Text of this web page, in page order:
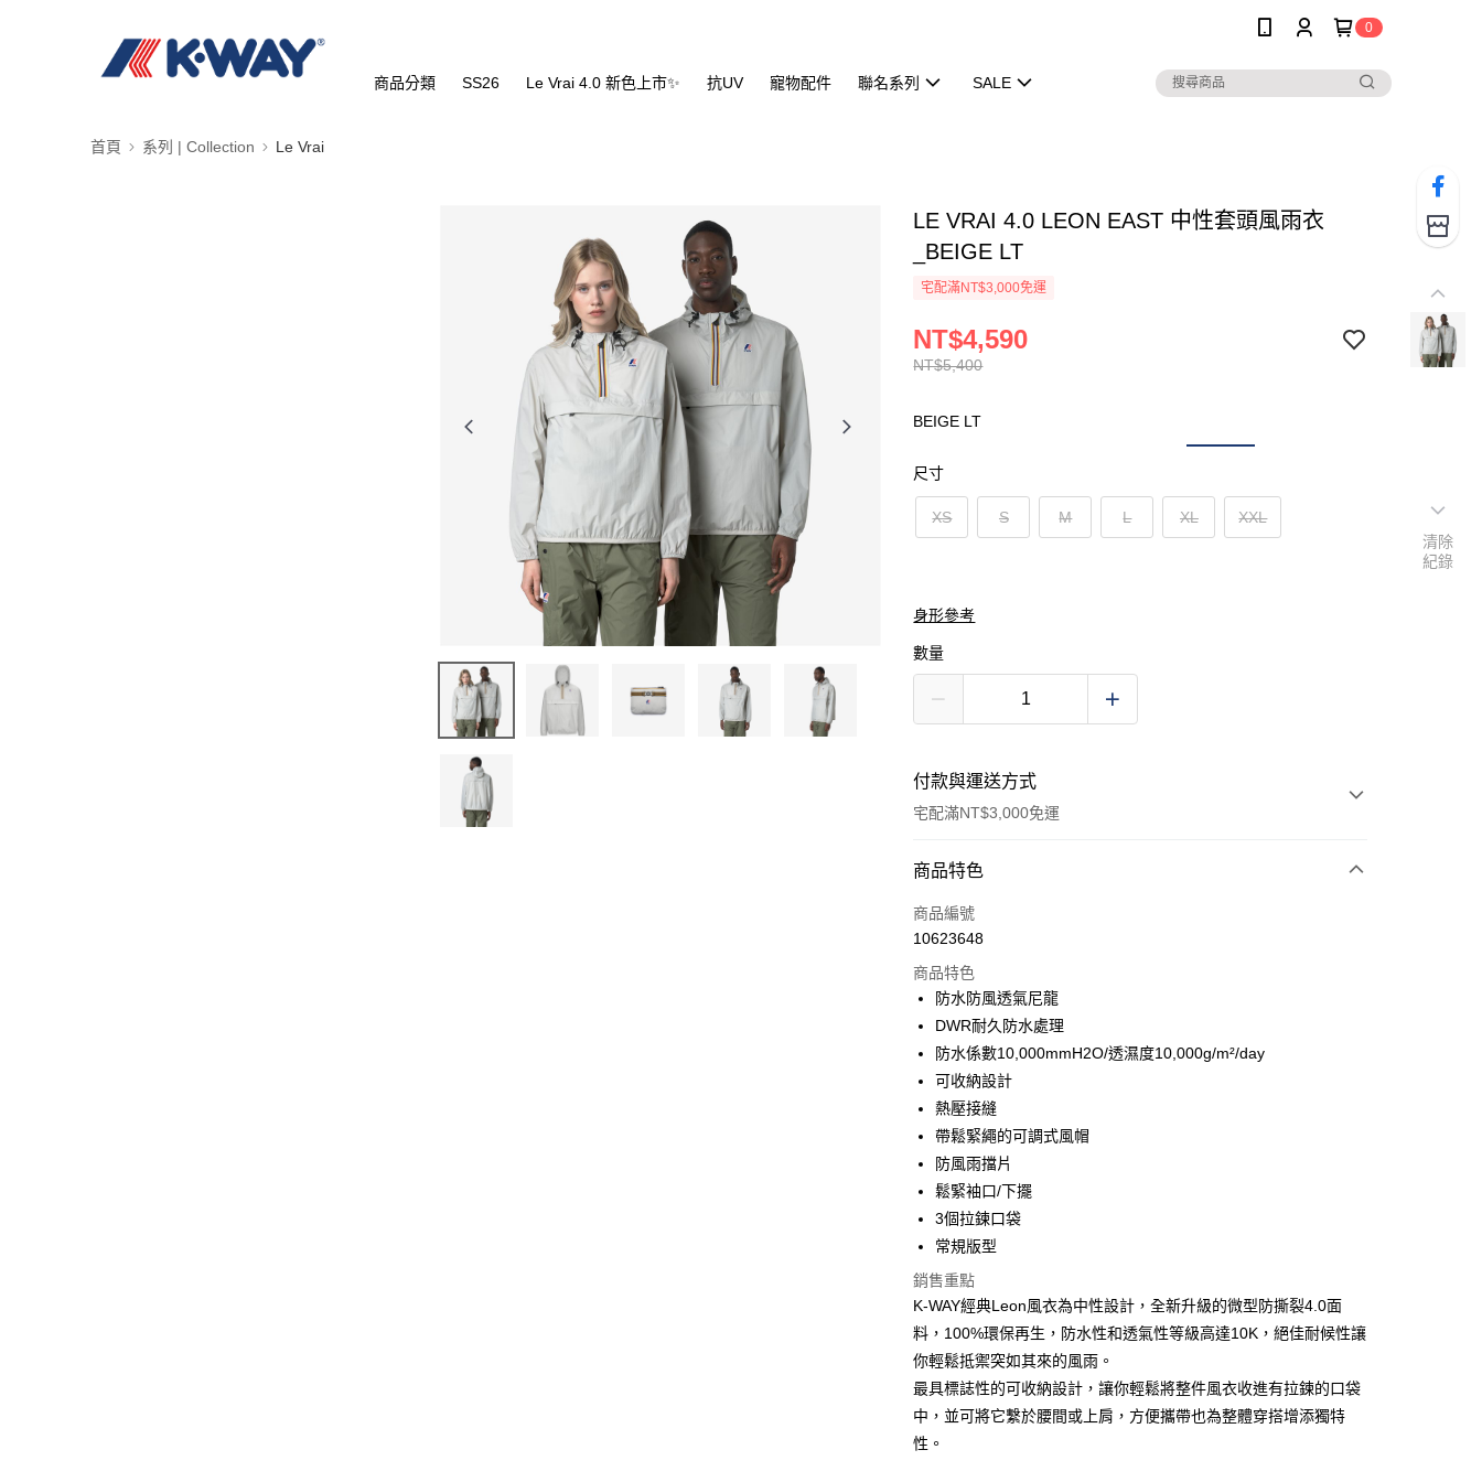
0
商品分類 SS26 Le Vrai 4.0 新色上市✨ 抗UV 寵物配件 聯名系列 SALE
首頁 系列 | Collection Le Vrai
LE VRAI 4.0 LEON EAST 中性套頭風雨衣
_BEIGE LT
宅配滿NT$3,000免運
NT$5,400
NT$4,590
BEIGE LT
尺寸
XS S M L XL XXL
身形參考
數量
付款與運送方式
宅配滿NT$3,000免運
付款方式
信用卡一次付款
3 期 0 利率 每期
合作金庫商業銀行
華南商業銀行
彰化商業銀行
國泰世華商業銀行
臺灣中小企業銀行
匯豐（台灣）商業銀行
聯邦商業銀行
元大商業銀行
台新國際商業銀行
台灣樂天信用卡公司
LINE Pay
街口支付
全盈+PAY
AFTEE先享後付
相關說明
【關於「AFTEE先享後付」】
AFTEE先享後付是「在收到商品之後才付款」的支付方式。 讓您購物簡單
１．簡單：不需註冊會員、不需綁卡、不需儲值。
２．便利：只要手機號碼，簡訊認證，即可結帳。
３．安心：先確認商品／服務後，再付款。
【「AFTEE先享後付」結帳流程】
１．於結帳方式選擇「AFTEE先享後付」後，將跳轉至「AFTEE先享後
ATM付款
運送方式
黑貓宅急便配送到府
每筆NT$120，滿NT$3,000(含以上)免運費
商品特色
商品編號
10623648
商品特色
防水防風透氣尼龍
DWR耐久防水處理
防水係數10,000mmH2O/透濕度10,000g/m²/day
可收納設計
熱壓接縫
帶鬆緊繩的可調式風帽
防風雨擋片
鬆緊袖口/下擺
3個拉鍊口袋
常規版型
銷售重點
K-WAY經典Leon風衣為中性設計，全新升級的微型防撕裂4.0面
料，100%環保再生，防水性和透氣性等級高達10K，絕佳耐候性讓
你輕鬆抵禦突如其來的風雨。
最具標誌性的可收納設計，讓你輕鬆將整件風衣收進有拉鍊的口袋
中，並可將它繫於腰間或上肩，方便攜帶也為整體穿搭增添獨特
性。
清除
紀錄